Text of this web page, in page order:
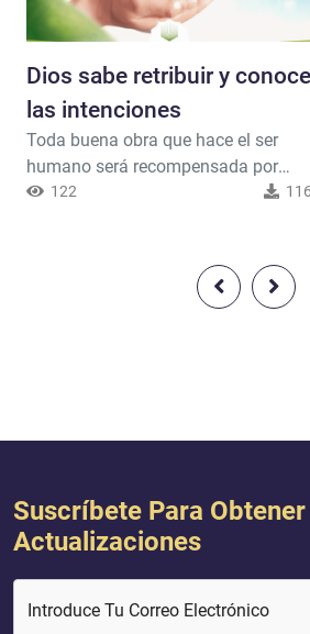
Dios sabe retribuir y conoce
las intenciones
Toda buena obra que hace el ser
humano será recompensada por
Dios, pues Dios sabe todo lo que
quien voluntariamente haga el bien,
sepa que Dios se lo recompensará,
122 116
Suscríbete Para
Actualizaciones
Introduce Tu Correo Electrónico